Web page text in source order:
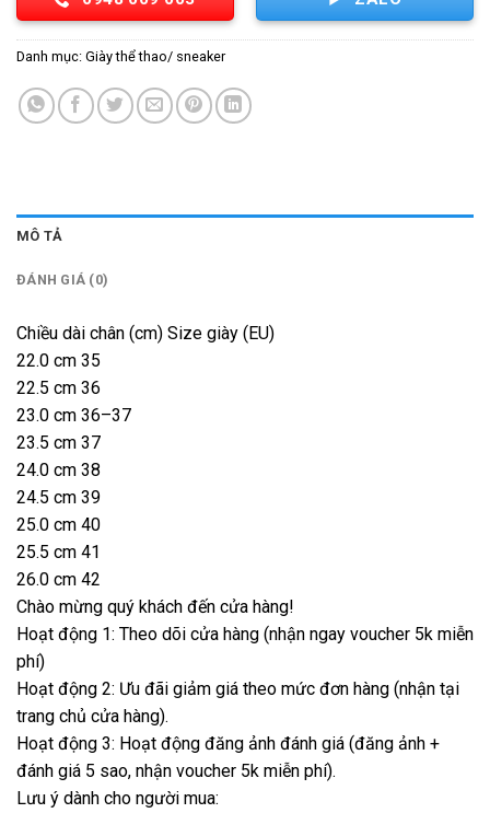
Danh mục: Giày thể thao/ sneaker
MÔ TẢ
ĐÁNH GIÁ (0)
Chiều dài chân (cm) Size giày (EU)
22.0 cm 35
22.5 cm 36
23.0 cm 36–37
23.5 cm 37
24.0 cm 38
24.5 cm 39
25.0 cm 40
25.5 cm 41
26.0 cm 42
Chào mừng quý khách đến cửa hàng!
Hoạt động 1: Theo dõi cửa hàng (nhận ngay voucher 5k miễn
phí)
Hoạt động 2: Ưu đãi giảm giá theo mức đơn hàng (nhận tại
trang chủ cửa hàng).
Hoạt động 3: Hoạt động đăng ảnh đánh giá (đăng ảnh +
đánh giá 5 sao, nhận voucher 5k miễn phí).
Lưu ý dành cho người mua: